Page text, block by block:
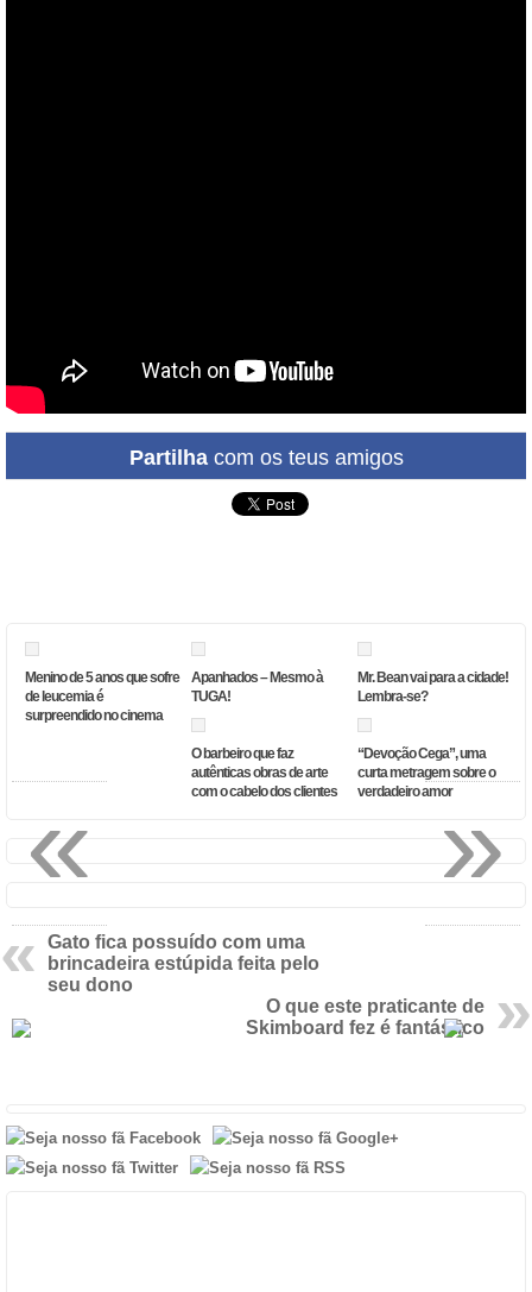
Partilhacom os teus amigos
Menino de 5 anos que sofre
de leucemia é
surpreendido no cinema
Apanhados – Mesmo à
TUGA!
Mr. Bean vai para a cidade!
Lembra-se?
O barbeiro que faz
autênticas obras de arte
com o cabelo dos clientes
“Devoção Cega”, uma
curta metragem sobre o
verdadeiro amor
Gato fica possuído com uma
brincadeira estúpida feita pelo
seu dono
O que este praticante de
Skimboard fez é fantástico
»
«